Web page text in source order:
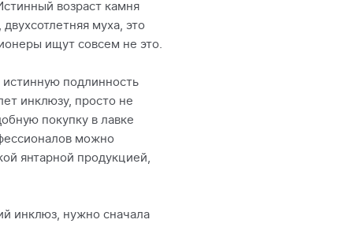
возраст камня
муха, это
ищут совсем не это.
подлинность
инклюзу, просто не
покупку в лавке
можно
янтарной продукцией,
инклюз, нужно сначала